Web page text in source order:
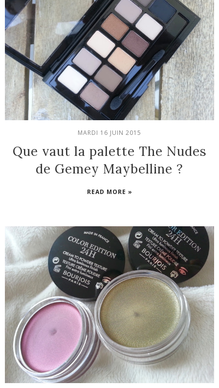
MARDI 16 JUIN 2015
Que vaut la palette The Nudes
de Gemey Maybelline ?
READ MORE »